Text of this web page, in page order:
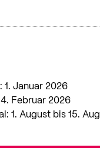
1. Januar 2026
Februar 2026
1. August bis 15.